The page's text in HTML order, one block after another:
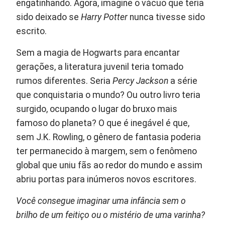
engatinhando. Agora, imagine o vácuo que teria
sido deixado seHarry Potternunca tivesse sido
escrito.
Sem a magia de Hogwarts para encantar
gerações, a literatura juvenil teria tomado
rumos diferentes. SeriaPercy Jackson a série
que conquistaria o mundo? Ou outro livro teria
surgido, ocupando o lugar do bruxo mais
famoso do planeta? O que é inegável é que,
sem J.K. Rowling, o gênero de fantasia poderia
ter permanecido à margem, sem o fenômeno
global que uniu fãs ao redor do mundo e assim
abriu portas para inúmeros novos escritores.
Você consegue imaginar uma infância sem o
brilho de um feitiço ou o mistério de uma varinha?